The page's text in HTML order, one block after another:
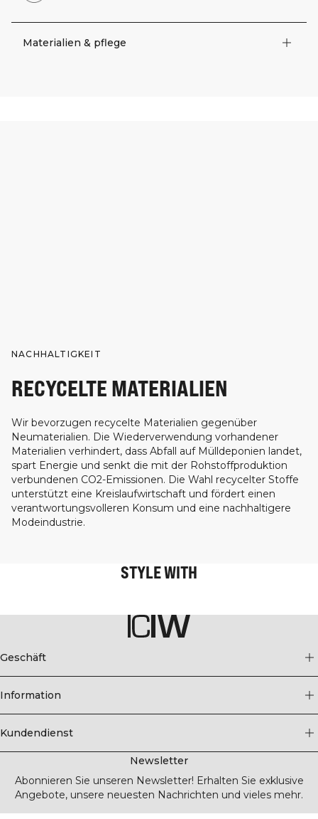
Materialien & pflege
NACHHALTIGKEIT
RECYCELTE MATERIALIEN
Wir bevorzugen recycelte Materialien gegenüber
Neumaterialien. Die Wiederverwendung vorhandener
Materialien verhindert, dass Abfall auf Mülldeponien landet,
spart Energie und senkt die mit der Rohstoffproduktion
verbundenen CO2-Emissionen. Die Wahl recycelter Stoffe
unterstützt eine Kreislaufwirtschaft und fördert einen
verantwortungsvolleren Konsum und eine nachhaltigere
Modeindustrie.
STYLE WITH
Geschäft
Information
Kundendienst
Newsletter
Abonnieren Sie unseren Newsletter! Erhalten Sie exklusive
Angebote, unsere neuesten Nachrichten und vieles mehr.